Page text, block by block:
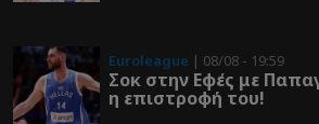
Euroleague | 08/08 - 19:59
Σοκ στην Εφές με
η επιστροφή του!